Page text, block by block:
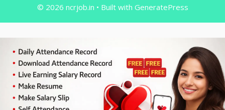
© 2026 ncrjob.in • Built with GeneratePress